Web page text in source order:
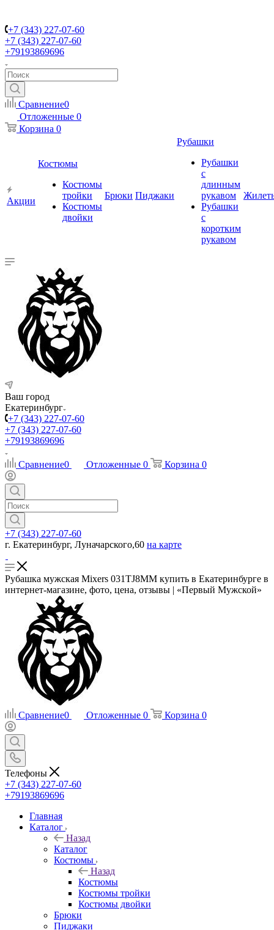
+7 (343) 227-07-60
+7 (343) 227-07-60
+79193869696
Сравнение0
Отложенные 0
Корзина 0
Акции
Костюмы
Костюмы
тройки
Костюмы
двойки
Брюки Пиджаки
Рубашки
Рубашки
с
длинным
рукавом
Рубашки
с
коротким
рукавом
Ваш город
Екатеринбург
+7 (343) 227-07-60
+7 (343) 227-07-60
+79193869696
Сравнение0 Отложенные 0 Корзина 0
+7 (343) 227-07-60
г. Екатеринбург, Луначарского,60 на карте
Рубашка мужская Mixers 031TJ8MM купить в Екатеринбурге в
интернет-магазине, фото, цена, отзывы | «Первый Мужской»
Сравнение0 Отложенные 0 Корзина 0
Телефоны
+7 (343) 227-07-60
+79193869696
Главная
Каталог
Назад
Каталог
Костюмы
Назад
Костюмы
Костюмы тройки
Костюмы двойки
Брюки
Пиджаки